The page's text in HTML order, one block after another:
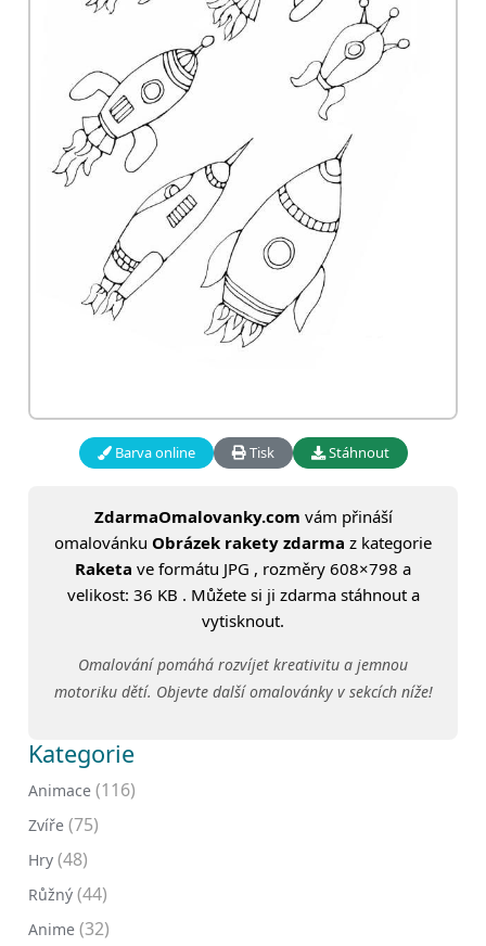
Barva online Tisk Stáhnout
ZdarmaOmalovanky.com vám přináší
omalovánku Obrázek rakety zdarma z kategorie
Raketa ve formátu JPG , rozměry 608×798 a
velikost: 36 KB . Můžete si ji zdarma stáhnout a
vytisknout.
Omalování pomáhá rozvíjet kreativitu a jemnou
motoriku dětí. Objevte další omalovánky v sekcích níže!
Kategorie
Animace (116)
Zvíře (75)
Hry (48)
Růžný (44)
Anime (32)